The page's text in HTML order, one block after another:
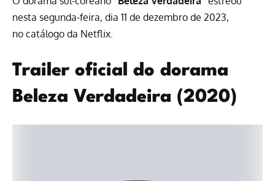
nesta segunda-feira, dia 11 de dezembro de 2023,
no catálogo da Netflix
Trailer oficial do dorama
Beleza Verdadeira (2020)